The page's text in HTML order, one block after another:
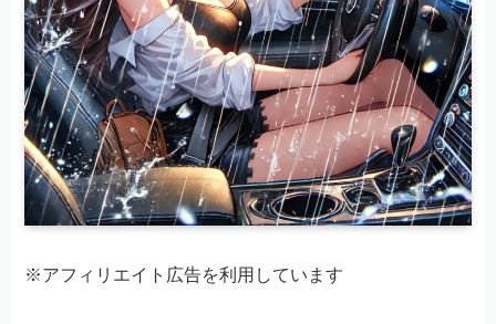
※アフィリエイト広告を利用しています